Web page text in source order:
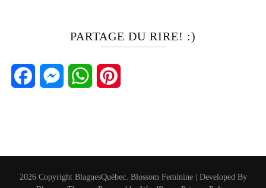
PARTAGE DU RIRE! :)
FacebookMessengerWhatsApp
2026 Copyright BlaguesQuébec. Blossom Feminine | Developed By